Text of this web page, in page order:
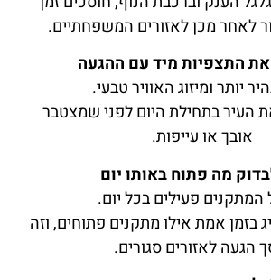
לאחר מכן לאזורים המשפחתיים.
התצפיות מיד עם ההגעה
יותר ומיזוג האוויר טבעי.
העיר בתחילת היום לפני שמצטבר
אובך או עייפות.
מה פתוח באותו יום
פעילים בכל יום.
אמת אילו מתקנים פתוחים, וזה
הגעה לאזורים סגורים.